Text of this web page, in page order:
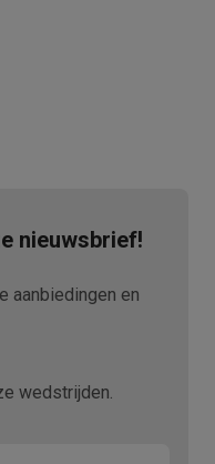
nieuwsbrief!
aanbiedingen en
wedstrijden.